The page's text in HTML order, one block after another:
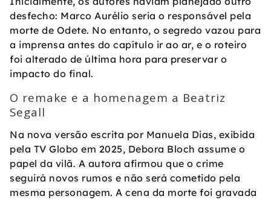
desfecho: Marco Aurélio seria o responsável pela
morte de Odete. No entanto, o segredo vazou para
a imprensa antes do capítulo ir ao ar, e o roteiro
foi alterado de última hora para preservar o
impacto do final.
O remake e a homenagem a Beatriz
Segall
Na nova versão escrita por Manuela Dias, exibida
pela TV Globo em 2025, Debora Bloch assume o
papel da vilã. A autora afirmou que o crime
seguirá novos rumos e não será cometido pela
mesma personagem. A cena da morte foi gravada